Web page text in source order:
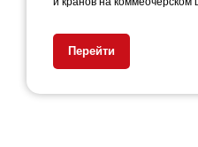
Перейти